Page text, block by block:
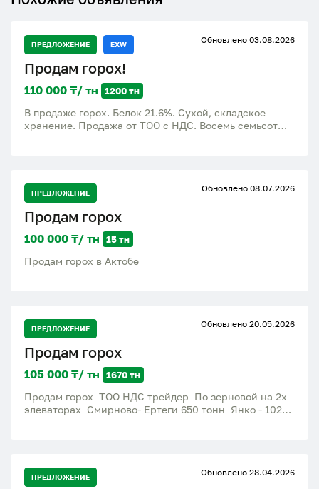
ПРЕДЛОЖЕНИЕ EXW Обновлено 03.08.2026
Продам горох!
110 000 ₸/ тн 1200 тн
В продаже горох. Белок 21.6%. Сухой, складское
хранение. Продажа от ТОО с НДС. Восемь семьсот
ПРЕДЛОЖЕНИЕ Обновлено 08.07.2026
Продам горох
100 000 ₸/ тн 15 тн
Продам горох в Актобе
ПРЕДЛОЖЕНИЕ Обновлено 20.05.2026
Продам горох
105 000 ₸/ тн 1670 тн
Продам горох ТОО НДС трейдер По зерновой на 2х
элеваторах Смирново- Ертеги 650 тонн Янко - 1020
ПРЕДЛОЖЕНИЕ Обновлено 28.04.2026